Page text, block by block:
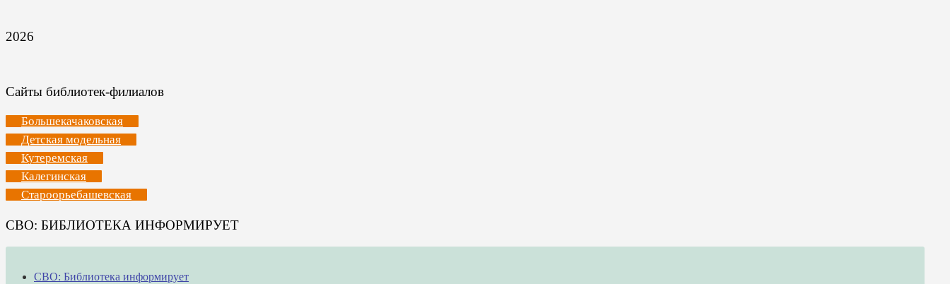
2026
Сайты библиотек-филиалов
Большекачаковская
Детская модельная
Кутеремская
Калегинская
Староорьебашевская
СВО: БИБЛИОТЕКА ИНФОРМИРУЕТ
СВО: Библиотека информирует